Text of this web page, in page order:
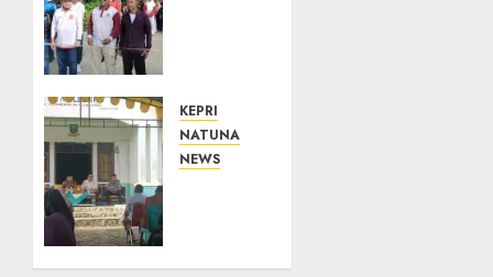
Selading,
Marzuki
Ajak
KEPRI
NATUNA
NEWS